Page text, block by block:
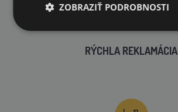
RÝCHLA REKLAMÁCIA
ZOBRAZIŤ PODROBNOSTI